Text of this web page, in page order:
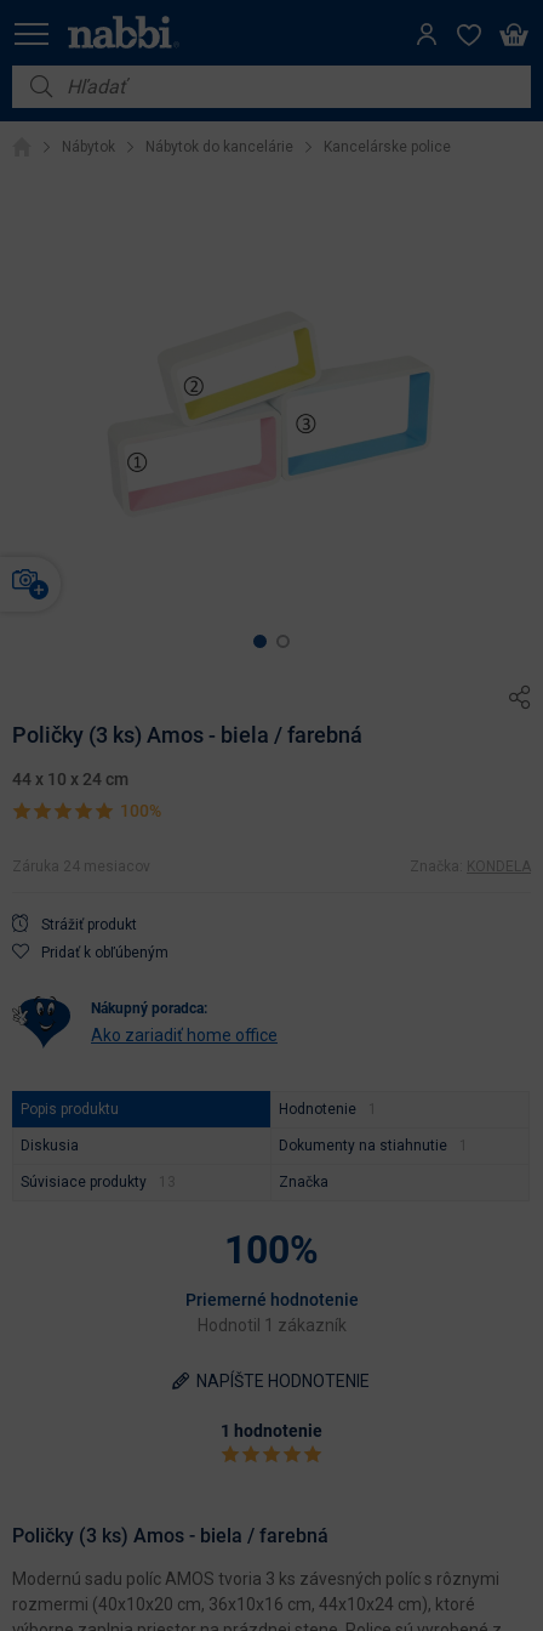
Nábytok
Vybavenie do domácnosti
Nábytok Nábytok do kancelárie Kancelárske police
Poličky (3 ks) Amos - biela / farebná
44 x 10 x 24 cm
100%
Záruka 24 mesiacov Značka: KONDELA
Strážiť produkt
Pridať k obľúbeným
nákupný poradca:
Ako zariadiť home office
Popis produktu Hodnotenie
Diskusia Dokumenty na stiahnutie
Súvisiace produkty Značka
100%
Priemerné hodnotenie
Hodnotil 1 zákazník
NAPÍŠTE HODNOTENIE
1 hodnotenie
Poličky (3 ks) Amos - biela / farebná
Modernú sadu políc AMOS tvoria 3 ks závesných políc s rôznymi
rozmermi (40x10x20 cm, 36x10x16 cm, 44x10x24 cm), ktoré